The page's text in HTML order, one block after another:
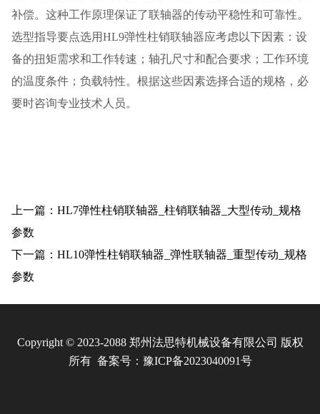
补偿。这种工作原理保证了联轴器的传动平稳性和可靠性。
选型指导要点选用HL9弹性柱销联轴器应考虑以下因素：设
备的扭矩需求和工作转速；轴孔尺寸和配合要求；工作环境
的温度条件；负载特性。根据这些因素选择合适的规格，必
要时咨询专业技术人员。
上一篇：HL7弹性柱销联轴器_柱销联轴器_大型传动_规格
参数
下一篇：HL10弹性柱销联轴器_弹性联轴器_重型传动_规格
参数
Copyright © 2023-2088 郑州法思特机械设备有限公司 版权
所有 备案号： 豫ICP备2023040091号